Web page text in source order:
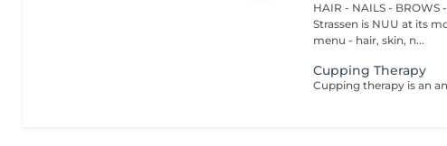
HAIR - NAILS - BROWS
Strassen is NUU at its
menu - hair, skin, n...
Cupping Therapy